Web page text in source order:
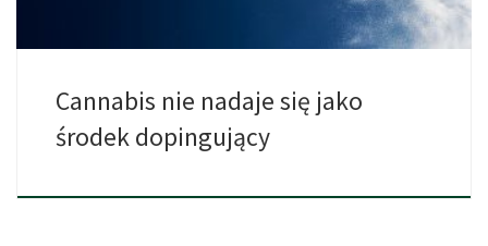
Cannabis nie nadaje się jako
środek dopingujący